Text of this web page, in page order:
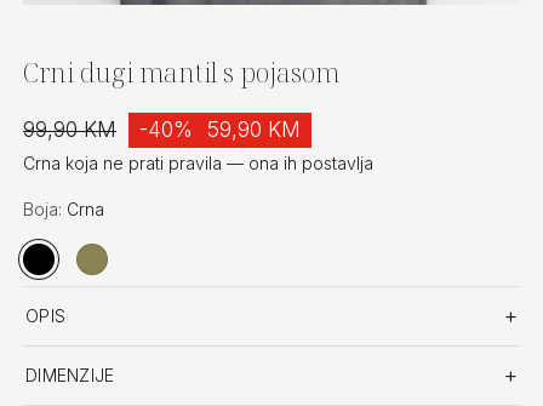
Crni dugi mantil s pojasom
99,90 KM 59,90 KM
-40%
Crna koja ne prati pravila — ona ih postavlja
Boja: Crna
Crna Khaki
OPIS
DIMENZIJE